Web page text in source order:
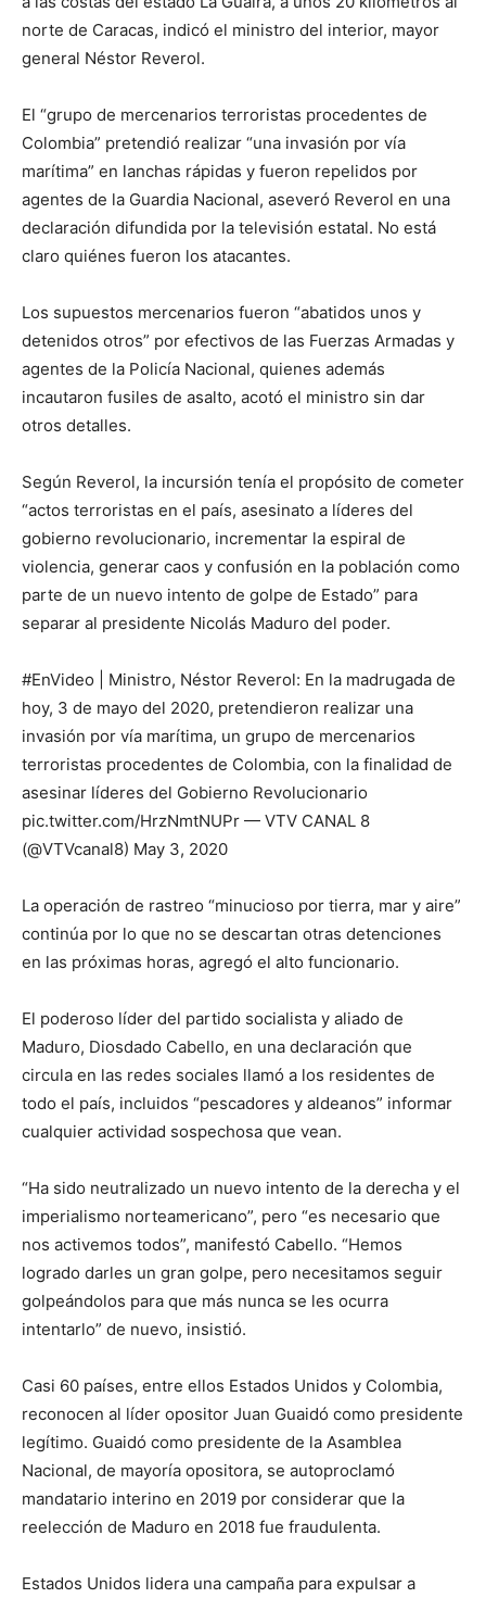
norte de Caracas, indicó el ministro del interior, mayor
general Néstor Reverol.
El “grupo de mercenarios terroristas procedentes de
Colombia” pretendió realizar “una invasión por vía
marítima” en lanchas rápidas y fueron repelidos por
agentes de la Guardia Nacional, aseveró Reverol en una
declaración difundida por la televisión estatal. No está
claro quiénes fueron los atacantes.
Los supuestos mercenarios fueron “abatidos unos y
detenidos otros” por efectivos de las Fuerzas Armadas y
agentes de la Policía Nacional, quienes además
incautaron fusiles de asalto, acotó el ministro sin dar
otros detalles.
Según Reverol, la incursión tenía el propósito de cometer
“actos terroristas en el país, asesinato a líderes del
gobierno revolucionario, incrementar la espiral de
violencia, generar caos y confusión en la población como
parte de un nuevo intento de golpe de Estado” para
separar al presidente Nicolás Maduro del poder.
#EnVideo | Ministro, Néstor Reverol: En la madrugada de
hoy, 3 de mayo del 2020, pretendieron realizar una
invasión por vía marítima, un grupo de mercenarios
terroristas procedentes de Colombia, con la finalidad de
asesinar líderes del Gobierno Revolucionario
pic.twitter.com/HrzNmtNUPr — VTV CANAL 8
(@VTVcanal8) May 3, 2020
La operación de rastreo “minucioso por tierra, mar y aire”
continúa por lo que no se descartan otras detenciones
en las próximas horas, agregó el alto funcionario.
El poderoso líder del partido socialista y aliado de
Maduro, Diosdado Cabello, en una declaración que
circula en las redes sociales llamó a los residentes de
todo el país, incluidos “pescadores y aldeanos” informar
cualquier actividad sospechosa que vean.
“Ha sido neutralizado un nuevo intento de la derecha y el
imperialismo norteamericano”, pero “es necesario que
nos activemos todos”, manifestó Cabello. “Hemos
logrado darles un gran golpe, pero necesitamos seguir
golpeándolos para que más nunca se les ocurra
intentarlo” de nuevo, insistió.
Casi 60 países, entre ellos Estados Unidos y Colombia,
reconocen al líder opositor Juan Guaidó como presidente
legítimo. Guaidó como presidente de la Asamblea
Nacional, de mayoría opositora, se autoproclamó
mandatario interino en 2019 por considerar que la
reelección de Maduro en 2018 fue fraudulenta.
Estados Unidos lidera una campaña para expulsar a